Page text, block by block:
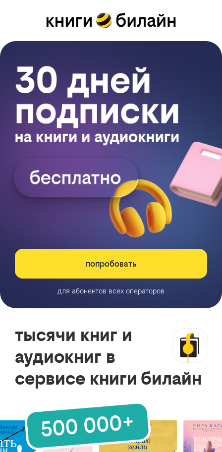
попробовать
для абонентов всех операторов
тысячи книг и
аудиокниг в
сервисе книги билайн